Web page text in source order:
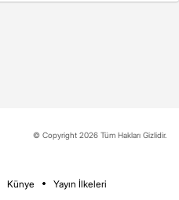
© Copyright 2026 Tüm Hakları Gizlidir.
Künye Yayın İlkeleri